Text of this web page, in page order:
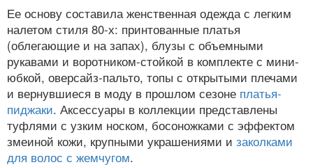
Ее основу составила женственная одежда с легким
налетом стиля 80-х: принтованные платья
(облегающие и на запах), блузы с объемными
рукавами и воротником-стойкой в комплекте с мини-
юбкой, оверсайз-пальто, топы с открытыми плечами
и вернувшиеся в моду в прошлом сезоне платья-
пиджаки. Аксессуары в коллекции представлены
туфлями с узким носком, босоножками с эффектом
змеиной кожи, крупными украшениями и заколками
для волос с жемчугом.